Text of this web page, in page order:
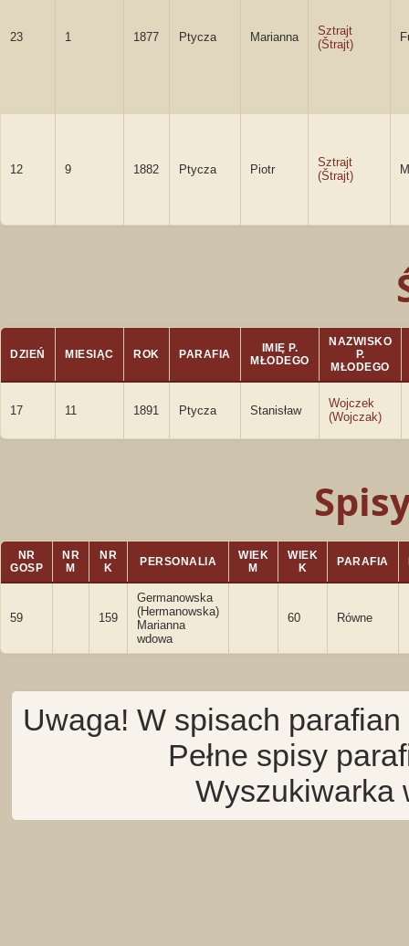
23 1 1877 Ptycza Marianna
Sztrajt
(Štrajt)
12 9 1882 Ptycza Piotr
Sztrajt
(Štrajt)
DZIEŃ MIESIĄC ROK PARAFIA
IMIĘ P.
MŁODEGO
NAZWISKO
P.
MŁODEGO
17 11 1891 Ptycza Stanisław
Wojczek
(Wojczak)
NR
GOSP
NR
M
NR
K
PERSONALIA
WIEK
M
WIEK
K
PARAFIA
59 159
Germanowska
(Hermanowska)
Marianna
wdowa
60 Równe
Uwaga! W spisach
Pełne spisy
Wyszukiwarka